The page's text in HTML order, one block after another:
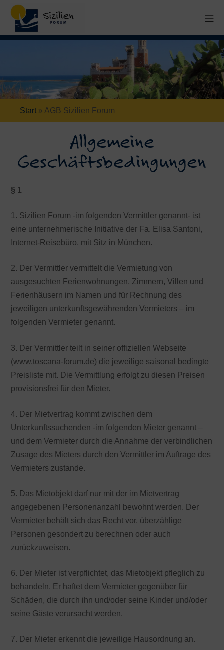
Start » AGB Sizilien Forum
Allgemeine
Geschäftsbedingungen
§ 1
1. Sizilien Forum -im folgenden Vermittler genannt- ist
eine unternehmerische Initiative der Fa. Elisa Santoni,
Internet-Reisebüro, mit Sitz in München.
2. Der Vermittler vermittelt die Vermietung von
ausgesuchten Ferienwohnungen, Zimmern, Villen und
Ferienhäusern im Namen und für Rechnung des
jeweiligen unterkunftsgewährenden Vermieters – im
folgenden Vermieter genannt.
3. Der Vermittler teilt in seiner offiziellen Webseite
(www.toscana-forum.de) die jeweilige saisonal bedingte
Preisliste mit. Die Vermittlung erfolgt zu diesen Preisen
provisionsfrei für den Mieter.
4. Der Mietvertrag kommt zwischen dem
Unterkunftssuchenden -im folgenden Mieter genannt –
und dem Vermieter durch die Annahme der verbindlichen
Zusage des Mieters durch den Vermittler im Auftrage des
Vermieters zustande.
5. Das Mietobjekt darf nur mit der im Mietvertrag
angegebenen Personenanzahl bewohnt werden. Der
Vermieter behält sich das Recht vor, überzählige
Personen gesondert zu berechnen oder auch
zurückzuweisen.
6. Der Mieter ist verpflichtet, das Mietobjekt pfleglich zu
behandeln. Er haftet dem Vermieter gegenüber für
Schäden, die durch ihn und/oder seine Kinder und/oder
seine Gäste verursacht werden.
7. Der Mieter erkennt die jeweilige Hausordnung an.